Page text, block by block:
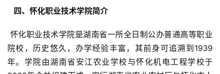
  四、怀化职业技术学院简介
院校，历史悠久，办学经验丰富，其前身可追溯到1939
年。学院由湖南省安江农业学校与怀化机电工程学校于